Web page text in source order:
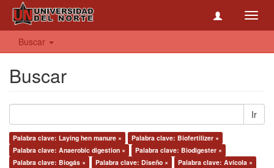
Buscar
Buscar
Ir
Palabra clave: Laying hen manure ×
Palabra clave: Biofertilizer ×
Palabra clave: Anaerobic digestion ×
Palabra clave: Biodigester ×
Palabra clave: Biogás ×
Palabra clave: Diseño ×
Palabra clave: Avícola ×